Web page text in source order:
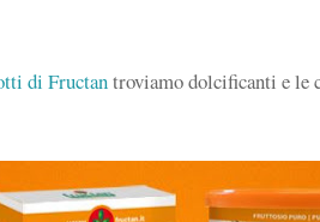
di Fructantroviamo dolcificanti e le